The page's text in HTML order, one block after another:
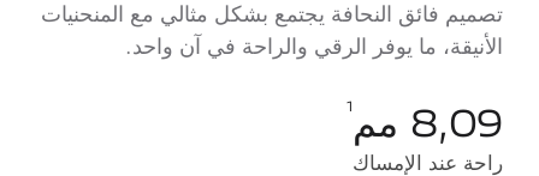
تصميم فائق النحافة يجتمع بشكل مثالي مع المنحنيات
الأنيقة، ما يوفر الرقي والراحة في آن واحد.
8,09 مم 1
راحة عند الإمساك